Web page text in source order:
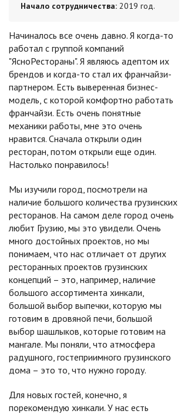
Начало сотрудничества: 2019 год.
Начиналось все очень давно. Я когда-то
работал с группой компаний
"ЯсноРестораны". Я являюсь адептом их
брендов и когда-то стал их франчайзи-
партнером. Есть выверенная бизнес-
модель, с которой комфортно работать
франчайзи. Есть очень понятные
механики работы, мне это очень
нравится. Сначала открыли один
ресторан, потом открыли еще один.
Настолько понравилось!
Мы изучили город, посмотрели на
наличие большого количества грузинских
ресторанов. На самом деле город очень
любит Грузию, мы это увидели. Очень
много достойных проектов, но мы
понимаем, что нас отличает от других
ресторанных проектов грузинских
концепций – это, например, наличие
большого ассортимента хинкали,
большой выбор выпечки, которую мы
готовим в дровяной печи, большой
выбор шашлыков, которые готовим на
мангале. Мы поняли, что атмосфера
радушного, гостеприимного грузинского
дома – это то, что нужно городу.
Для новых гостей, конечно, я
порекомендую хинкали. У нас есть